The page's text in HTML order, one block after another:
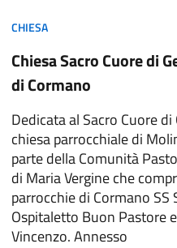
CHIESA
Chiesa Sacro Cuore di
di Cormano
Dedicata al Sacro Cuore di
chiesa parrocchiale di
parte della Comunità
di Maria Vergine che
parrocchie di Cormano SS
Ospitaletto Buon Pastore
Vincenzo. Annesso